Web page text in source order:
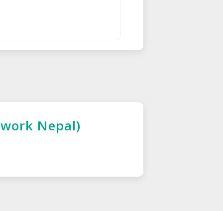
Nepal)